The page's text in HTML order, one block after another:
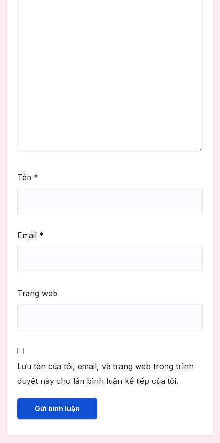
Tên *
Email *
Trang web
Lưu tên của tôi, email, và trang web trong trình
duyệt này cho lần bình luận kế tiếp của tôi.